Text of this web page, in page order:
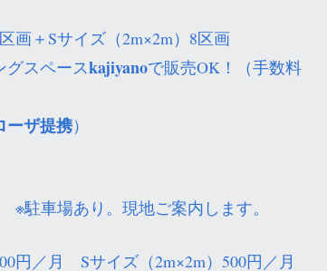
＋Sサイズ（2m×2m）8区画
グスペースkajiyanoで販売OK！（手数料
ーザ提携）
駐車場あり。現地ご案内します。
円／月 Sサイズ（2m×2m）500円／月